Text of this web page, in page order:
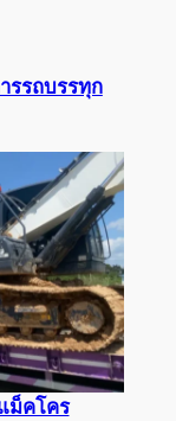
รรถบรรทุก
ม็คโคร